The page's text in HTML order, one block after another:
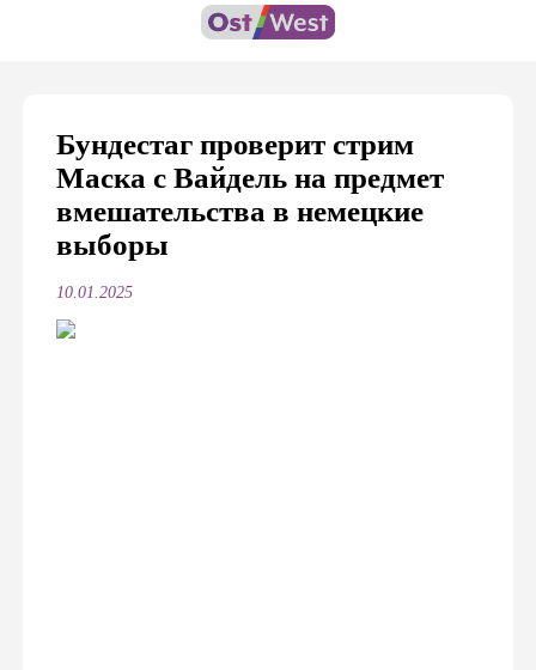
Бундестаг проверит стрим
Маска с Вайдель на предмет
вмешательства в немецкие
выборы
10.01.2025